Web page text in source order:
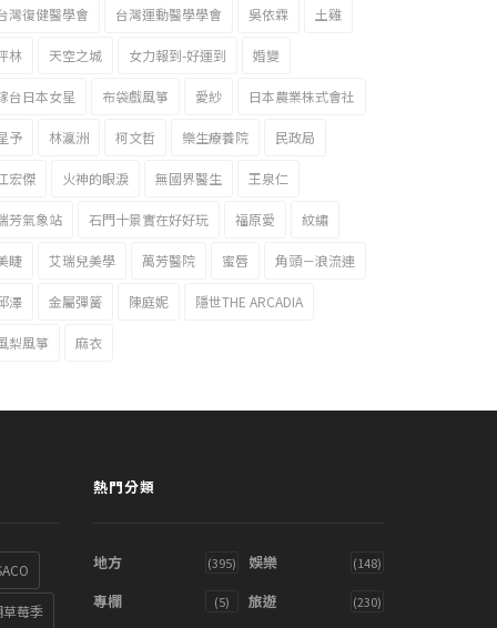
灣復健醫學會 台灣運動醫學學會 吳依霖 土雞
林 天空之城 女力報到-好運到 婚變
台日本女星 布袋戲風箏 愛紗 日本農業株式會社
予 林瀛洲 柯文哲 樂生療養院 民政局
宏傑 火神的眼淚 無國界醫生 王泉仁
芳氣象站 石門十景實在好好玩 福原愛 紋繡
睫 艾瑞兒美學 萬芳醫院 蜜唇 角頭－浪流連
澤 金屬彈簧 陳庭妮 隱世THE ARCADIA
梨風箏 麻衣
草莓季
熱門分類
地方 (395) 娛樂 (148)
專欄 (5) 旅遊 (230)